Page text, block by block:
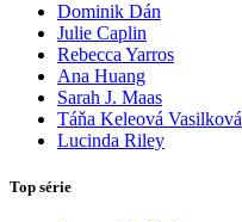
Dominik Dán
Julie Caplin
Rebecca Yarros
Ana Huang
Sarah J. Maas
Táňa Keleová Vasilková
Lucinda Riley
Top série